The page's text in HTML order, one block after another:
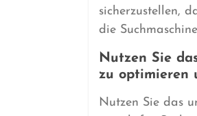
sicherzustellen,
die
Nutzen Sie
zu optimieren
Nutzen Sie das